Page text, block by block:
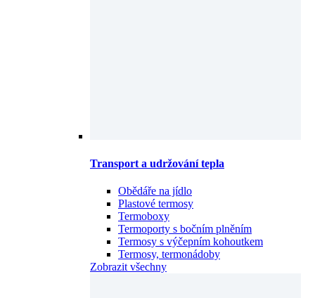
Transport a udržování tepla
Obědáře na jídlo
Plastové termosy
Termoboxy
Termoporty s bočním plněním
Termosy s výčepním kohoutkem
Termosy, termonádoby
Zobrazit všechny